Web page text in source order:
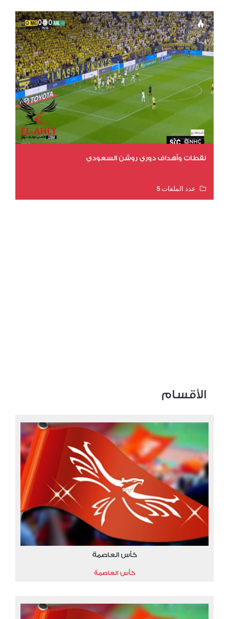
لقطات وأهداف دوري روشن السعودي
عدد الملفات 5
الأقسام
كأس العاصمة
كأس العاصمة